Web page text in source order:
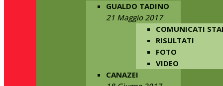
GUALDO TADINO
21 Maggio 2017
COMUNICATI
RISULTATI
FOTO
VIDEO
CANAZEI